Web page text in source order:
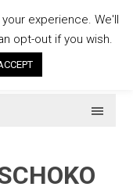
experience. We'll
opt-out if you wish.